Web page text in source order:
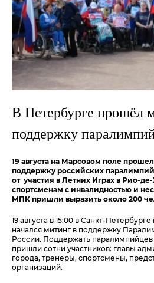
В Петербурге прошёл
поддержку
19 августа на Марсовом поле
поддержку российских
от участия в Летних Играх в Рио-
спортсменам с инвалидностью и
МПК пришли выразить около 200
19 августа в 15:00 в Санкт-
начался митинг в поддержку
России. Поддержать паралимпийцев
пришли сотни участников: главы
города, тренеры, спортсмены,
организаций.